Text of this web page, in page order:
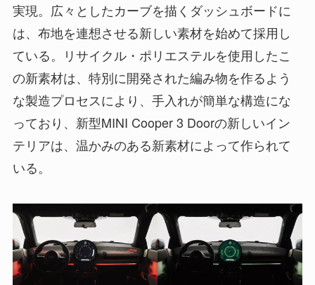
実現。広々としたカーブを描くダッシュボードに
は、布地を連想させる新しい素材を始めて採用し
ている。リサイクル・ポリエステルを使用したこ
の新素材は、特別に開発された編み物を作るよう
な製造プロセスにより、手入れが簡単な構造にな
っており、新型MINI Cooper 3 Doorの新しいイン
テリアは、温かみのある新素材によって作られて
いる。